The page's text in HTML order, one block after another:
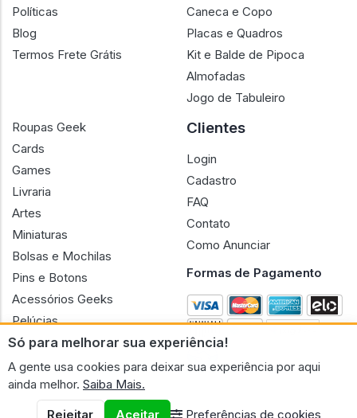
Só para melhorar sua experiência!
A gente usa cookies para deixar sua experiência por aqui
ainda melhor. Saiba Mais.
Rejeitar
Aceitar Preferências de cookies
Políticas
Blog
Termos Frete Grátis
Caneca e Copo
Placas e Quadros
Kit e Balde de Pipoca
Almofadas
Jogo de Tabuleiro
Roupas Geek
Cards
Games
Livraria
Artes
Miniaturas
Bolsas e Mochilas
Pins e Botons
Acessórios Geeks
Pelúcias
Bonecas
Clientes
Login
Cadastro
FAQ
Contato
Como Anunciar
Formas de Pagamento